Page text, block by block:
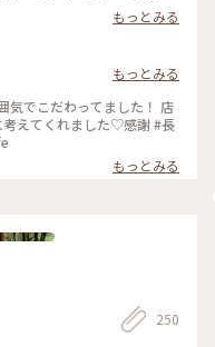
ジュクリー厶 ショー
、実際にお皿に載って目の
た😂 外カリッ中しっとり
ッと詰まったミニトマト、
温めてくださったので中の
お好みでとお勧めしていた
何パターンもの美味しさが
酸味少なめで苦味がありつ
フィンもどうしても食べ
持ち帰りで頂きました🍑 ご
癒やしの時間になりました
っぷ #私のことりっぷ2022
もっとみる
もっとみる
気でこだわってました！ 店
えてくれました♡感謝 #長
もっとみる
250